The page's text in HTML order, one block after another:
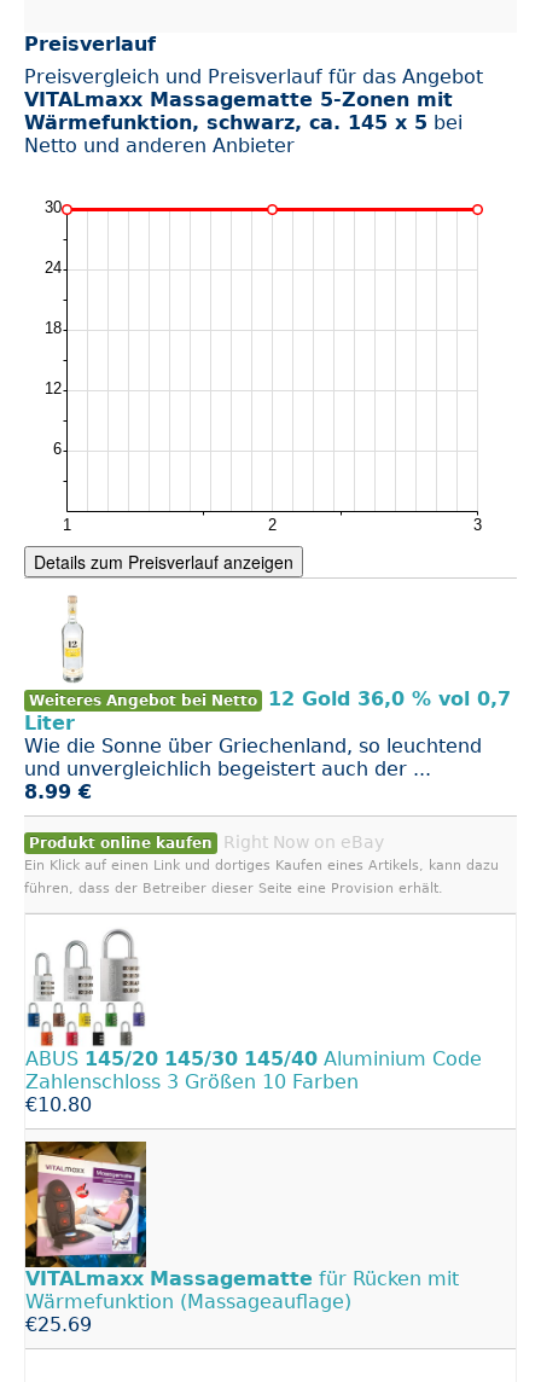
Preisverlauf
Preisvergleich und Preisverlauf für das Angebot
VITALmaxx Massagematte 5-Zonen mit
Wärmefunktion, schwarz, ca. 145 x 5 bei
Netto und anderen Anbieter
Details zum Preisverlauf anzeigen
Weiteres Angebot bei Netto
12 Gold 36,0 % vol 0,7
Liter
Wie die Sonne über Griechenland, so leuchtend
und unvergleichlich begeistert auch der ...
8.99 €
Produkt online kaufen Right Now on eBay
Ein Klick auf einen Link und dortiges Kaufen eines Artikels, kann dazu
führen, dass der Betreiber dieser Seite eine Provision erhält.
ABUS 145/20 145/30 145/40 Aluminium Code
Zahlenschloss 3 Größen 10 Farben
€10.80
VITALmaxx Massagematte für Rücken mit
Wärmefunktion (Massageauflage)
€25.69